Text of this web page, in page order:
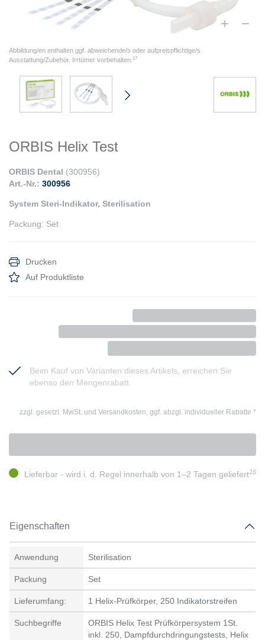
Abbildung/en enthalten ggf. abweichende/s oder aufpreispflichtige/s
Ausstattung/Zubehör. Irrtümer vorbehalten. 17
ORBIS Helix Test
Beim Kauf von Varianten dieses Artikels, erreichen Sie
ebenso den Mengenrabatt.
ORBIS Dental (300956)
Art.-Nr.: 300956
System Steri-Indikator, Sterilisation
Packung: Set
Drucken
Auf Produktliste
zzgl. gesetzl. MwSt. und Versandkosten, ggf. abzgl. individueller Rabatte *
Lieferbar - wird i. d. Regel innerhalb von 1–2 Tagen geliefert16
Eigenschaften
Anwendung Sterilisation
Packung Set
Lieferumfang: 1 Helix-Prüfkörper, 250 Indikatorstreifen
Suchbegriffe
ORBIS Helix Test Prüfkörpersystem 1St.
inkl. 250, Dampfdurchdringungstests, Helix